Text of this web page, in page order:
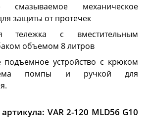
смазываемое механическое
защиты от протечек
тележка с вместительным
объемом 8 литров
подъемное устройство с крюком
помпы и ручкой для
VAR 2-120 MLD56 G10